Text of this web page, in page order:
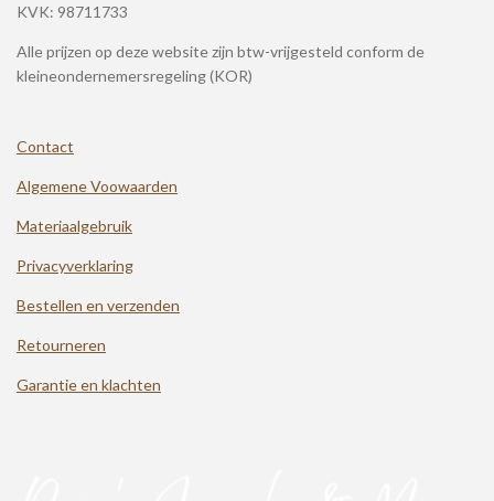
KVK: 98711733
Alle prijzen op deze website zijn btw-vrijgesteld conform de
kleineondernemersregeling (KOR)
Contact
Algemene Voowaarden
Materiaalgebruik
Privacyverklaring
Bestellen en verzenden
Retourneren
Garantie en klachten